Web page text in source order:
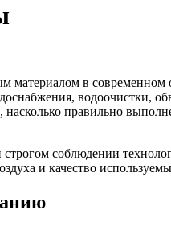
в
водоочистки,
правильно
соблюдении
и качество